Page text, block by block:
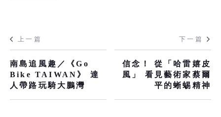
上一篇
南島追風趣／《Go
Bike TAIWAN》 達
人帶路玩騎大鵬灣
下一篇
信念！ 從「哈雷嬉皮
風」 看見藝術家蔡爾
平的蜥蜴精神